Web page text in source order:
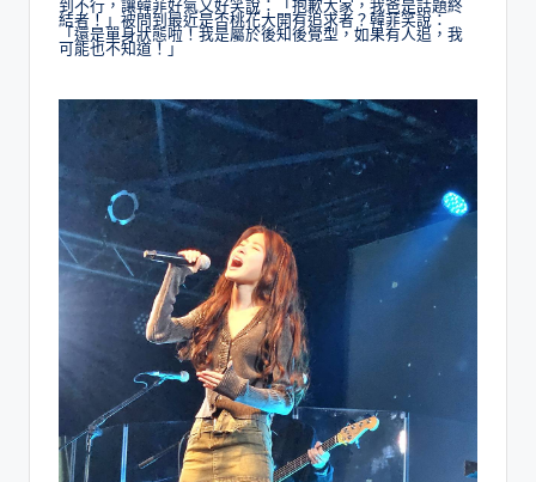
到不行，讓韓菲好氣又好笑說：「抱歉大家，我爸是話題終
結者！」被問到最近是否桃花大開有追求者？韓菲笑說：
「還是單身狀態啦！我是屬於後知後覺型，如果有人追，我
可能也不知道！」